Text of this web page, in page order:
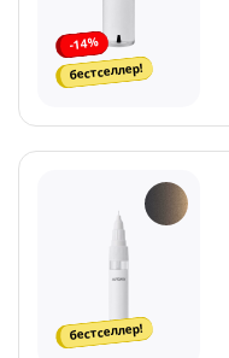
-14%
бестселлер!
бестселлер!